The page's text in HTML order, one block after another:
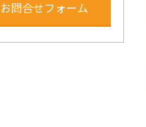
お問合せフォーム